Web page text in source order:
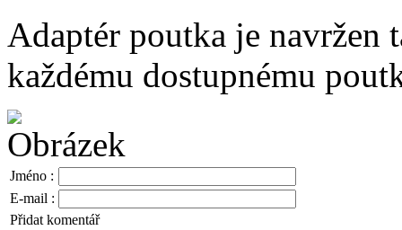
Adaptér poutka je navržen
každému dostupnému
Jméno :
E-mail :
Přidat komentář